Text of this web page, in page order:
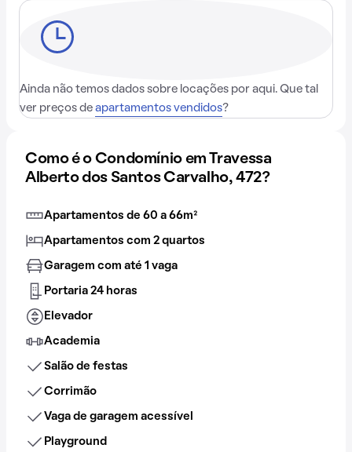
Ainda não temos dados sobre locações por aqui. Que tal
ver preços de apartamentos vendidos?
Como é o Condomínio em Travessa
Alberto dos Santos Carvalho, 472?
Apartamentos de 60 a 66m²
Apartamentos com 2 quartos
Garagem com até 1 vaga
Portaria 24 horas
Elevador
Academia
Salão de festas
Corrimão
Vaga de garagem acessível
Playground